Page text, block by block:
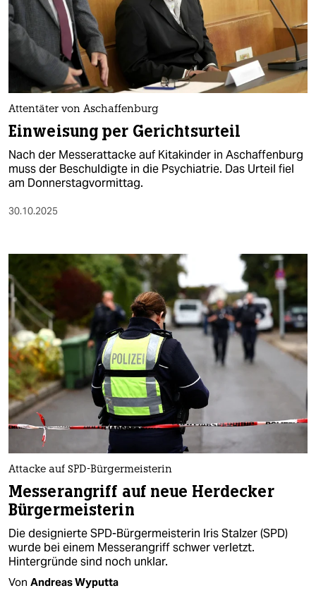
Attentäter von Aschaffenburg
Einweisung per Gerichtsurteil
Nach der Messerattacke auf Kitakinder in Aschaffenburg
muss der Beschuldigte in die Psychiatrie. Das Urteil fiel
am Donnerstagvormittag.
30.10.2025
Attacke auf SPD-Bürgermeisterin
Messerangriff auf neue Herdecker
Bürgermeisterin
Die designierte SPD-Bürgermeisterin Iris Stalzer (SPD)
wurde bei einem Messerangriff schwer verletzt.
Hintergründe sind noch unklar.
Von Andreas Wyputta